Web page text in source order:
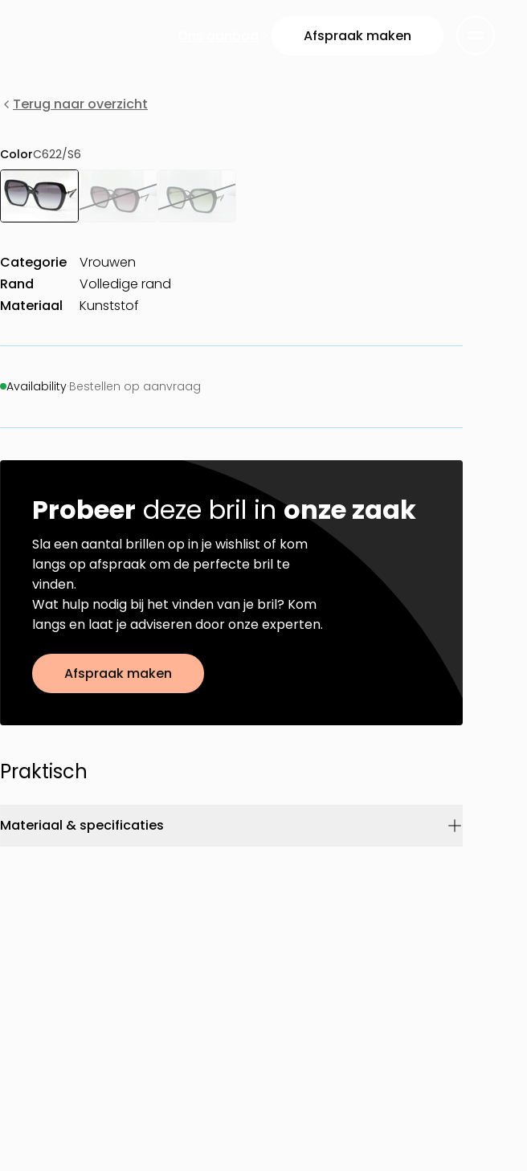
Afspraak maken
Terug naar overzicht
ColorC622/S6
Categorie
Vrouwen
Rand
Volledige rand
Materiaal
Kunststof
Availability·Bestellen op aanvraag
Probeer deze bril inonze zaak
Sla een aantal brillen op in je wishlist of kom
langs op afspraak om de perfecte bril te
vinden.
Wat hulp nodig bij het vinden van je bril? Kom
langs en laat je adviseren door onze experten.
Afspraak maken
Praktisch
Materiaal & specificaties